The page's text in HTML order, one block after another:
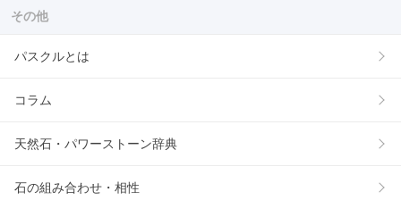
その他
パスクルとは
コラム
天然石・パワーストーン辞典
石の組み合わせ・相性